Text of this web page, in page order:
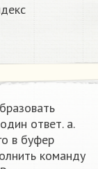
ответ. a.
в буфер
команду